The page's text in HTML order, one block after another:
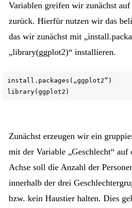
Variablen greifen wir zunächst
zurück. Hierfür nutzen wir das
das wir zunächst mit
„library(ggplot2)“ installieren.
install.packages(„ggplot2“)
library(ggplot2)
Zunächst erzeugen wir ein
mit der Variable „Geschlecht“
Achse soll die Anzahl der
innerhalb der drei
bzw. kein Haustier halten. Dies